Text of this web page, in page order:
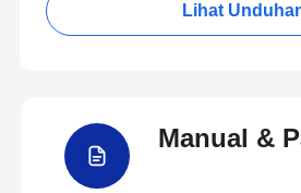
Lihat
Manual &